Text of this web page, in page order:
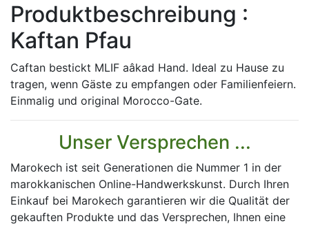
Produktbeschreibung :
Kaftan Pfau
Caftan bestickt MLIF aâkad Hand. Ideal zu Hause zu
tragen, wenn Gäste zu empfangen oder Familienfeiern.
Einmalig und original Morocco-Gate.
Unser Versprechen ...
Marokech ist seit Generationen die Nummer 1 in der
marokkanischen Online-Handwerkskunst. Durch Ihren
Einkauf bei Marokech garantieren wir die Qualität der
gekauften Produkte und das Versprechen, Ihnen eine